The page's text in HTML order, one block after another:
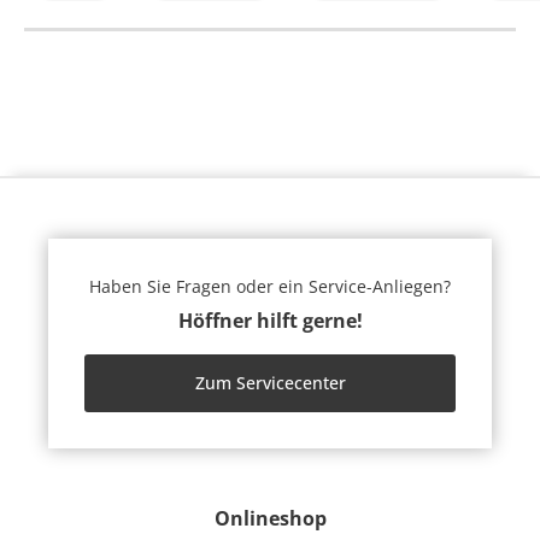
Onlineshop
Haben Sie Fragen oder ein Service-Anliegen?
Höffner hilft gerne!
Zum Servicecenter